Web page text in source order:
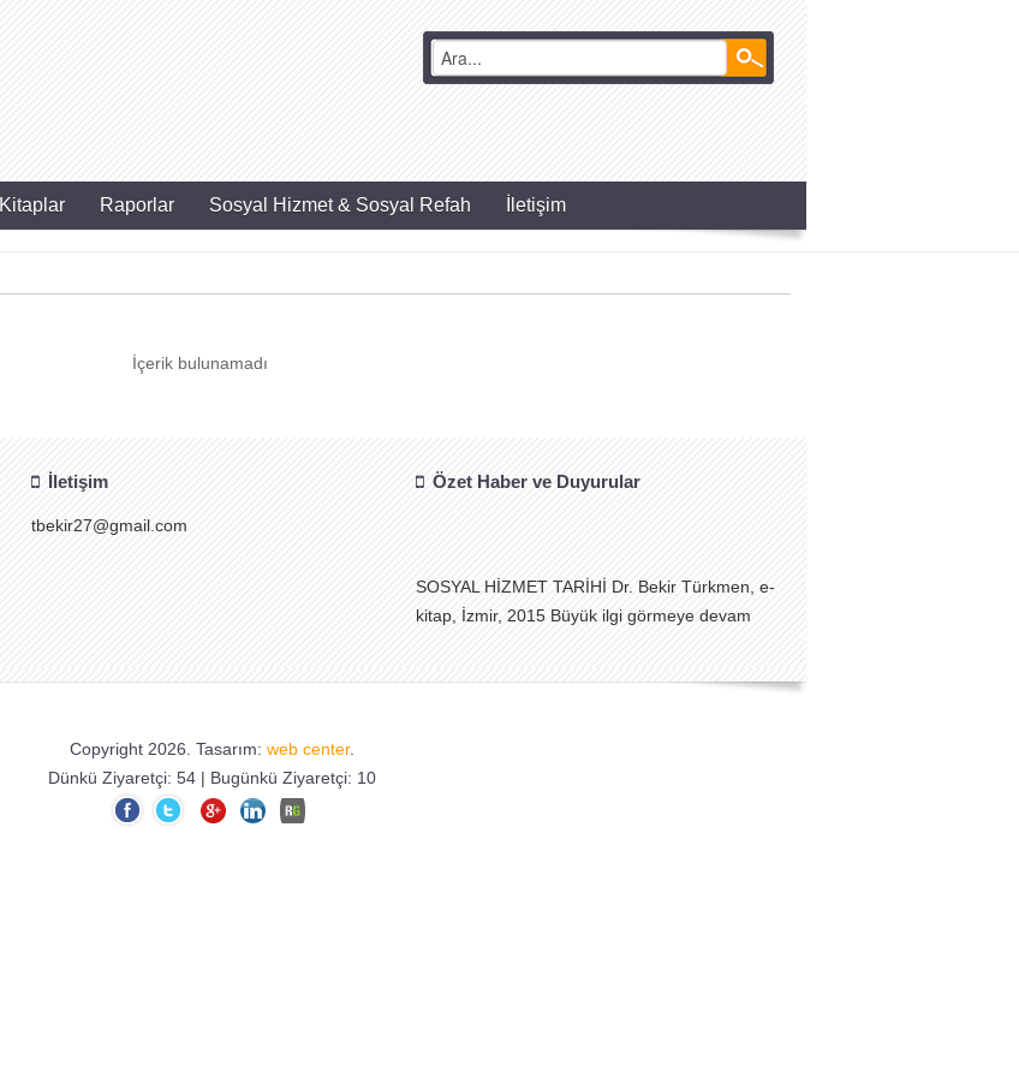
Kitaplar Raporlar Sosyal Hizmet & Sosyal Refah İletişim
İçerik bulunamadı
İletişim
tbekir27@gmail.com
Özet Haber ve Duyurular
SOSYAL HİZMET TARİHİ Dr. Bekir Türkmen, e-
kitap, İzmir, 2015 Büyük ilgi görmeye devam
etmektedir.
Copyright 2026. Tasarım: web center.
Dünkü Ziyaretçi: 54 | Bugünkü Ziyaretçi: 10